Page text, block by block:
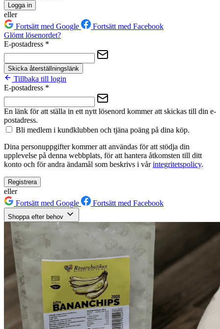
Logga in
eller
Fortsätt med Google
Fortsätt med Facebook
Glömt lösenordet?
E-postadress *
Skicka återställningslänk
Tillbaka till login
E-postadress *
En länk för att ställa in ett nytt lösenord kommer att skickas till din e-
postadress.
Bli medlem i kundklubben och tjäna poäng på dina köp.
Dina personuppgifter kommer att användas för att stödja din
upplevelse på denna webbplats, för att hantera åtkomsten till ditt
konto och för andra ändamål som beskrivs i vårintegritetspolicy.
Registrera
eller
Fortsätt med Google
Fortsätt med Facebook
Shoppa efter behov